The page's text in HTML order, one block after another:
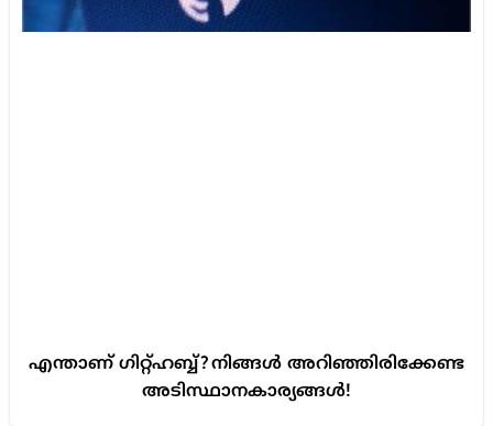
എന്താണ് ഗിറ്റ്ഹബ്ബ്? നിങ്ങൾ അറിഞ്ഞിരിക്കേണ്ട
അടിസ്ഥാനകാര്യങ്ങൾ!